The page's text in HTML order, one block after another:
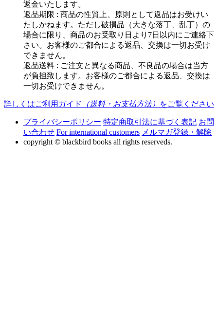
返金いたします。
返品期限 : 商品の性質上、原則として返品はお受けい
たしかねます。ただし破損品（大きな落丁、乱丁）の
場合に限り、商品のお受取り日より7日以内にご連絡下
さい。お客様のご都合による返品、交換は一切お受け
できません。
返品送料 : ご注文と異なる商品、不良品の場合は当方
が負担致します。お客様のご都合による返品、交換は
一切お受けできません。
詳しくはご利用ガイド （送料・お支払方法） をご覧ください
プライバシーポリシー 特定商取引法に基づく表記 お問
い合わせ For international customers メルマガ登録・解除
copyright © blackbird books all rights reserveds.